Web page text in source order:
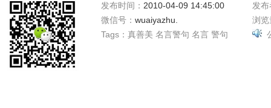
发布时间： 2010-04-09 14:45:00
发
微信号： wuaiyazhu.
浏览
Tags： 真善美 名言警句 名言 警句